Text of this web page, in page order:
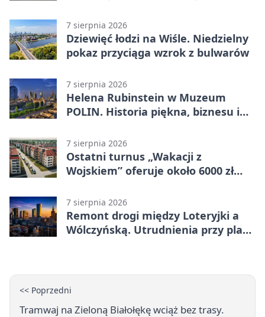
7 sierpnia 2026
Dziewięć łodzi na Wiśle. Niedzielny
pokaz przyciąga wzrok z bulwarów
7 sierpnia 2026
Helena Rubinstein w Muzeum
POLIN. Historia piękna, biznesu i
7 sierpnia 2026
Ostatni turnus „Wakacji z
Wojskiem” oferuje około 6000 zł
7 sierpnia 2026
Remont drogi między Loteryjki a
Wólczyńską. Utrudnienia przy placu
<< Poprzedni
Tramwaj na Zieloną Białołękę wciąż bez trasy.